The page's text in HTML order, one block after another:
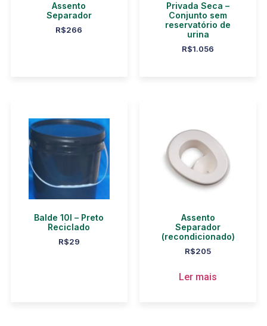
Assento
Separador
R$266
Privada Seca –
Conjunto sem
reservatório de
urina
R$1.056
Balde 10l – Preto
Reciclado
R$29
Assento
Separador
(recondicionado)
R$205
Ler mais